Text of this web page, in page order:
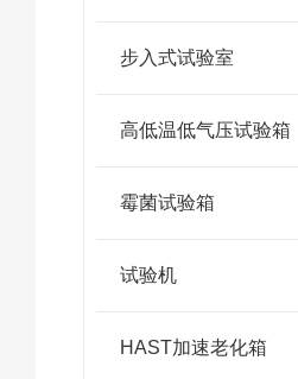
步入式试验室
高低温低气压试验箱
霉菌试验箱
试验机
HAST加速老化箱